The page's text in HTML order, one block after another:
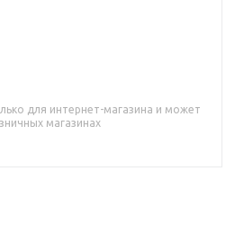
для интернет-магазина и может
магазинах